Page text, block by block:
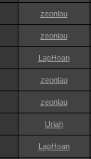
zeonlau
zeonlau
LapHoan
zeonlau
zeonlau
Uriah
LapHoan